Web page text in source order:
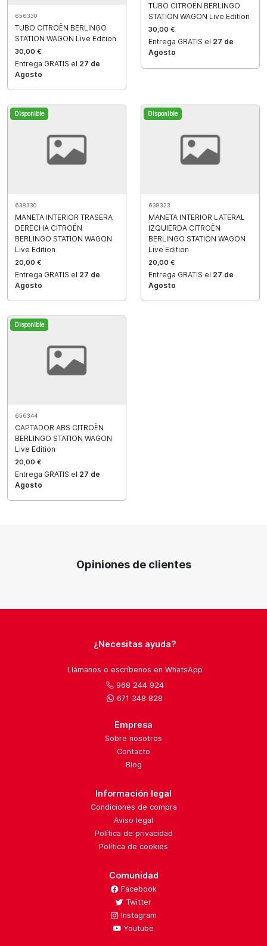
656330
TUBO CITROËN BERLINGO
STATION WAGON Live Edition
30,00 €
Entrega GRATIS el 27 de
Agosto
TUBO CITROËN BERLINGO
STATION WAGON Live Edition
30,00 €
Entrega GRATIS el 27 de
Agosto
Disponible
638330
MANETA INTERIOR TRASERA
DERECHA CITROËN
BERLINGO STATION WAGON
Live Edition
20,00 €
Entrega GRATIS el 27 de
Agosto
Disponible
638323
MANETA INTERIOR LATERAL
IZQUIERDA CITROËN
BERLINGO STATION WAGON
Live Edition
20,00 €
Entrega GRATIS el 27 de
Agosto
Disponible
656344
CAPTADOR ABS CITROËN
BERLINGO STATION WAGON
Live Edition
20,00 €
Entrega GRATIS el 27 de
Agosto
Opiniones de clientes
¿Necesitas ayuda?
Llámanos o escríbenos en WhatsApp
968 244 924
671 348 828
Empresa
Sobre nosotros
Contacto
Blog
Información legal
Condiciones de compra
Aviso legal
Política de privacidad
Política de cookies
Comunidad
Facebook
Twitter
Instagram
Youtube